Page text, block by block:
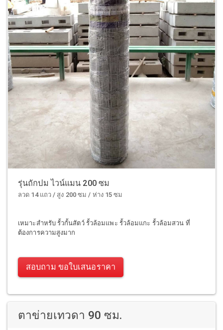
รุ่นถักปม ไวน์แมน 200 ซม
ลวด 14 แถว / สูง 200 ซม / ห่าง 15 ซม
เหมาะสำหรับ รั้วกั้นสัตว์ รั้วล้อมแพะ รั้วล้อมแกะ รั้วล้อมสวน ที่
ต้องการความสูงมาก
สอบถาม ขอใบเสนอราคา
ตาข่ายเทวดา 90 ซม.